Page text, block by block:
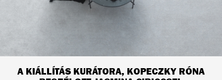
A KIÁLLÍTÁS KURÁTORA, KOPECZKY RÓNA